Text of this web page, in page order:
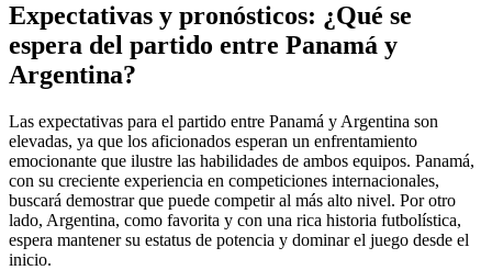
Expectativas y pronósticos: ¿Qué se
espera del partido entre Panamá y
Argentina?
Las expectativas para el partido entre Panamá y Argentina son
elevadas, ya que los aficionados esperan un enfrentamiento
emocionante que ilustre las habilidades de ambos equipos. Panamá,
con su creciente experiencia en competiciones internacionales,
buscará demostrar que puede competir al más alto nivel. Por otro
lado, Argentina, como favorita y con una rica historia futbolística,
espera mantener su estatus de potencia y dominar el juego desde el
inicio.